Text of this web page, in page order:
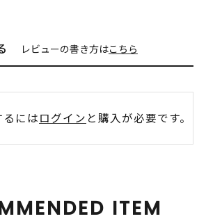
レビューの書き方はこちら
にはログイン と購入が必要です。
ITEM